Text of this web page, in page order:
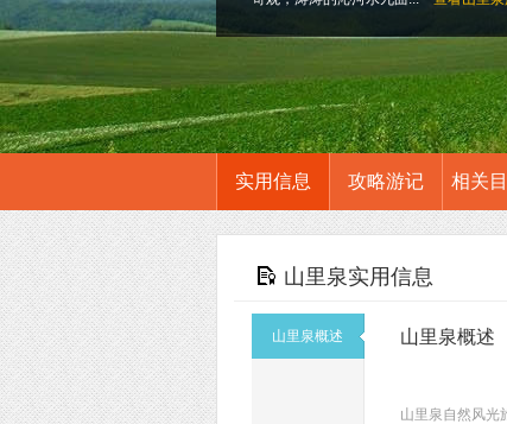
实用信息 攻略游记 相关
山里泉实用信息
山里泉概述 山里泉概述
山里泉自然风光